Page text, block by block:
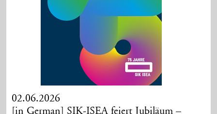
02.06.2026
[in German] SIK-ISEA feiert Jubiläum –